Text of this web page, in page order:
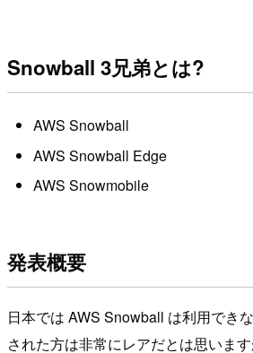
Snowball 3兄弟とは?
AWS Snowball
AWS Snowball Edge
AWS Snowmobile
発表概要
日本では AWS Snowball は利用でき
された方は非常にレアだとは思いま